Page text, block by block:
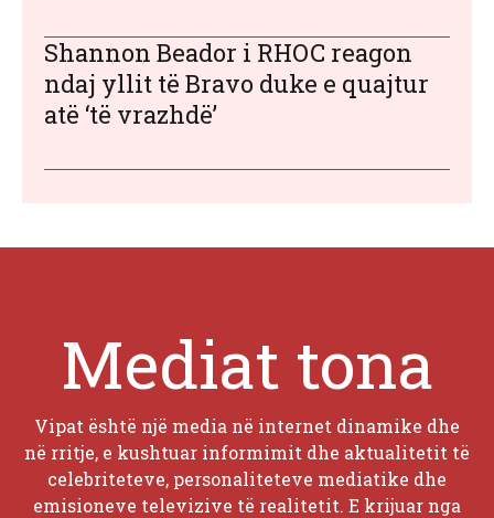
Shannon Beador i RHOC reagon
ndaj yllit të Bravo duke e quajtur
atë ‘të vrazhdë’
Mediat tona
Vipat është një media në internet dinamike dhe
në rritje, e kushtuar informimit dhe aktualitetit të
celebriteteve, personaliteteve mediatike dhe
emisioneve televizive të realitetit. E krijuar nga